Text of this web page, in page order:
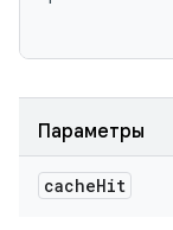
Параметры
cacheHit